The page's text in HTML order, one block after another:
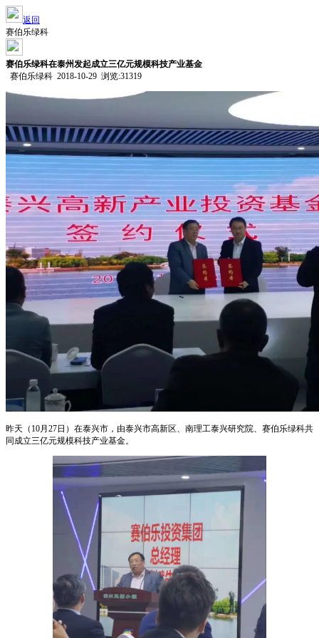
返回
赛伯乐绿科
赛伯乐绿科在泰州发起成立三亿元规模科技产业基金
赛伯乐绿科 2018-10-29 浏览:31319
昨天（10月27日）在泰兴市，由泰兴市高新区、南理工泰兴研究院、赛伯乐绿科共
同成立三亿元规模科技产业基金。